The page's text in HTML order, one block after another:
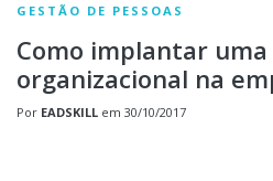
GESTÃO DE PESSOAS
Como implantar
organizacional na
Por EADSKILL em 30/10/2017